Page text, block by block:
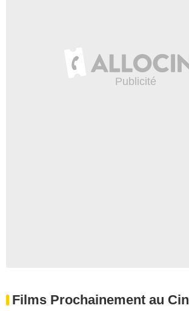
Films Prochainement au